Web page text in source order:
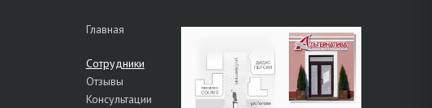
Главная
Сотрудники
Отзывы
Консультации